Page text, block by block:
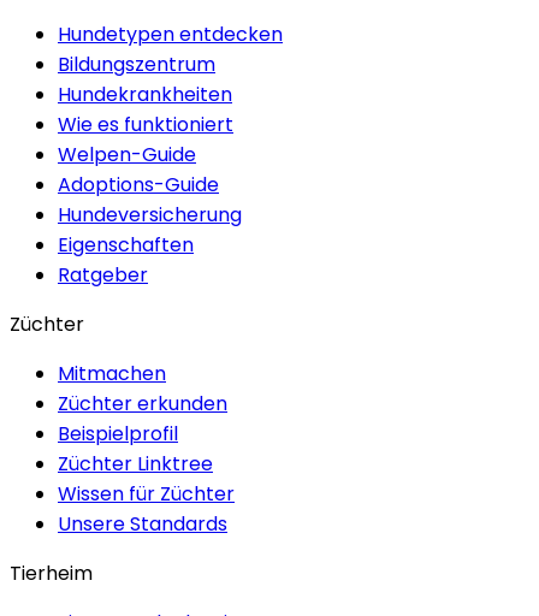
Hundetypen entdecken
Bildungszentrum
Hundekrankheiten
Wie es funktioniert
Welpen-Guide
Adoptions-Guide
Hundeversicherung
Eigenschaften
Ratgeber
Züchter
Mitmachen
Züchter erkunden
Beispielprofil
Züchter Linktree
Wissen für Züchter
Unsere Standards
Tierheim